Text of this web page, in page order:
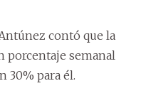
contó que la
porcentaje semanal
30% para él.